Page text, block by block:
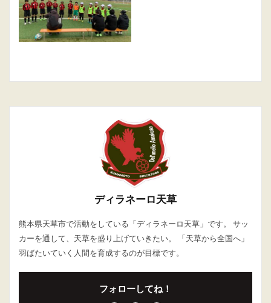
ディラネーロ天草
熊本県天草市で活動をしている「ディラネーロ天草」です。 サッ
カーを通して、天草を盛り上げていきたい。 「天草から全国へ」
羽ばたいていく人間を育成するのが目標です。
フォローしてね！